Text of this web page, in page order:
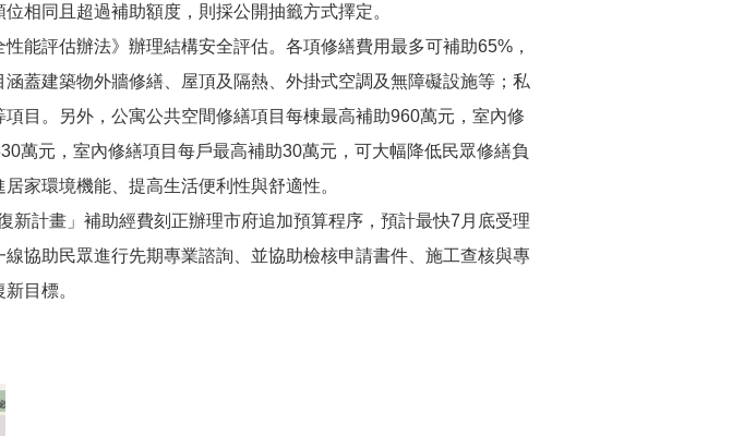
相同且超過補助額度，則採公開抽籤方式擇定。
能評估辦法》辦理結構安全評估。各項修繕費用最多可補助65%，
蓋建築物外牆修繕、屋頂及隔熱、外掛式空調及無障礙設施等；私
目。另外，公寓公共空間修繕項目每棟最高補助960萬元，室內修
萬元，室內修繕項目每戶最高補助30萬元，可大幅降低民眾修繕負
家環境機能、提高生活便利性與舒適性。
計畫」補助經費刻正辦理市府追加預算程序，預計最快7月底受理
協助民眾進行先期專業諮詢、並協助檢核申請書件、施工查核與專
目標。